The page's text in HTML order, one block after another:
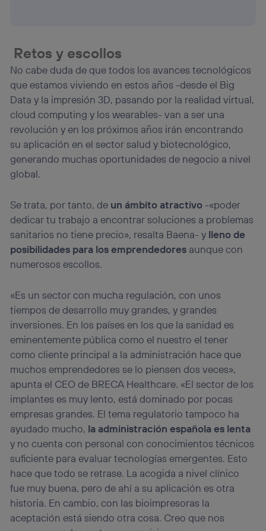
Retos y escollos
No cabe duda de que todos los avances tecnológicos
que estamos viviendo en estos años -desde el Big
Data y la impresión 3D, pasando por la realidad virtual,
cloud computing y los wearables- van a ser una
revolución y en los próximos años irán encontrando
su aplicación en el sector salud y biotecnológico,
generando muchas oportunidades de negocio a nivel
global.
Se trata, por tanto, de un ámbito atractivo -«poder
dedicar tu trabajo a encontrar soluciones a problemas
sanitarios no tiene precio», resalta Baena- y lleno de
posibilidades para los emprendedores aunque con
numerosos escollos.
«Es un sector con mucha regulación, con unos
tiempos de desarrollo muy grandes, y grandes
inversiones. En los países en los que la sanidad es
eminentemente pública como el nuestro el tener
como cliente principal a la administración hace que
muchos emprendedores se lo piensen dos veces»,
apunta el CEO de BRECA Healthcare. «El sector de los
implantes es muy lento, está dominado por pocas
empresas grandes. El tema regulatorio tampoco ha
ayudado mucho, la administración española es lenta
y no cuenta con personal con conocimientos técnicos
suficiente para evaluar tecnologías emergentes. Esto
hace que todo se retrase. La acogida a nivel clínico
fue muy buena, pero de ahí a su aplicación es otra
historia. En cambio, con las bioimpresoras la
aceptación está siendo otra cosa. Creo que nos